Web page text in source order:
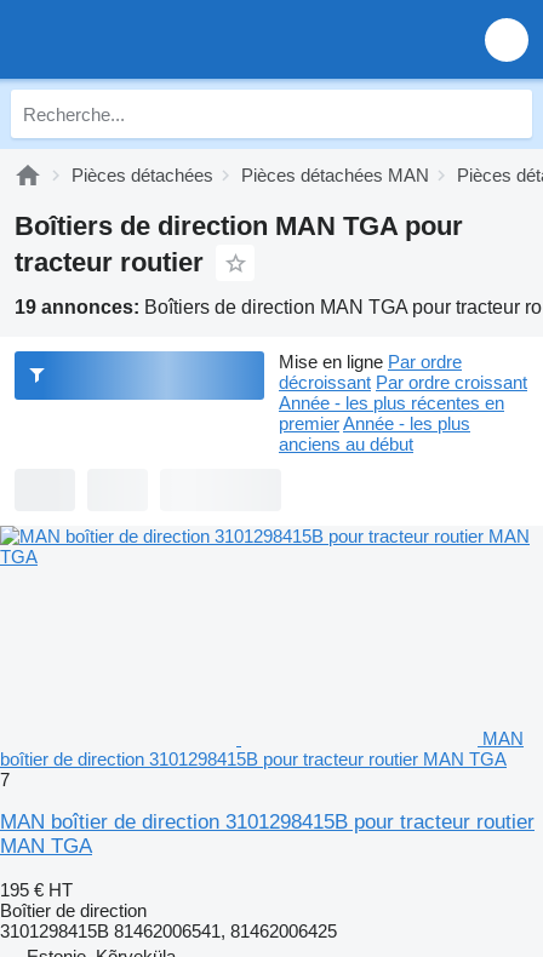
Pièces détachées Pièces détachées MAN Pièces
Boîtiers de direction MAN TGA pour
tracteur routier
19 annonces: Boîtiers de direction MAN TGA pour tracteur
Mise en ligne Par ordre
décroissant Par ordre croissant
Année - les plus récentes en
premierAnnée - les plus
anciens au début
MAN
boîtier de direction 3101298415B pour tracteur routier MAN TGA
7
MAN boîtier de direction 3101298415B pour tracteur routier
MAN TGA
195 € HT
Boîtier de direction
3101298415B 81462006541, 81462006425